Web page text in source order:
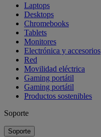
Laptops
Desktops
Chromebooks
Tablets
Monitores
Electrónica y accesorios
Red
Movilidad eléctrica
Gaming portátil
Gaming portátil
Productos sostenibles
Soporte
Soporte